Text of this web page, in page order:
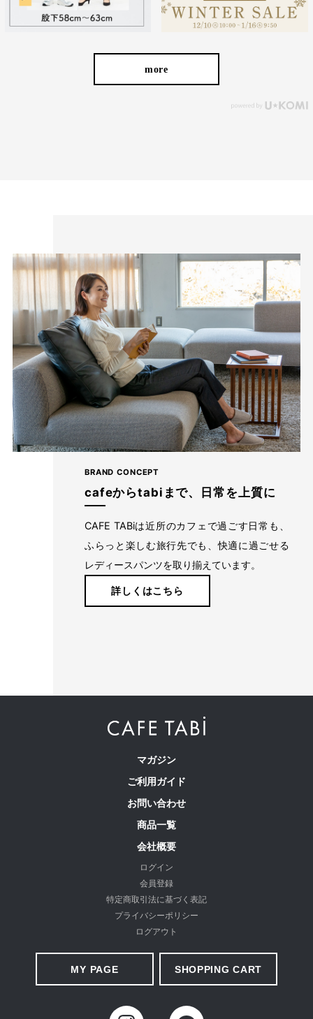
確かな日本製品質
製造の過程を確認しながら、Face to Faceで丁寧に作り上げ、表
面だけではなく、裏側の縫製に至るまで細部にもしっかりこだわ
っています。 国内の熟練職人が一本一本丁寧に仕上げた、機能性
たっぷりの日本製パンツです。
more
BRAND CONCEPT
cafeからtabiまで、日常を上質に
CAFE TABiは近所のカフェで過ごす日常も、
ふらっと楽しむ旅行先でも、快適に過ごせる
レディースパンツを取り揃えています。
詳しくはこちら
マガジン
ご利用ガイド
お問い合わせ
商品一覧
会社概要
ログイン
会員登録
特定商取引法に基づく表記
プライバシーポリシー
ログアウト
MY PAGE SHOPPING CART